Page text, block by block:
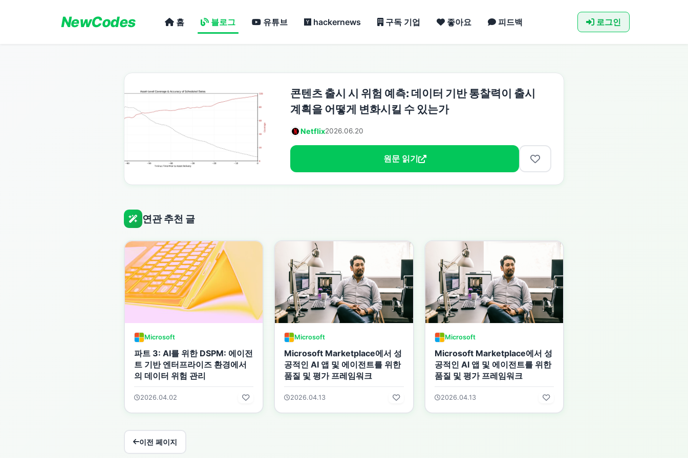
NewCodes 홈 블로그 유튜브 hackernews 구독 기업 좋아요 피드백 로그인
콘텐츠 출시 시 위험 예측: 데이터 기반 통찰력이 출시
계획을 어떻게 변화시킬 수 있는가
Netflix2026.06.20
원문 읽기
연관 추천 글
Microsoft
파트 3: AI를 위한 DSPM: 에이전
트 기반 엔터프라이즈 환경에서
의 데이터 위험 관리
2026.04.02
Microsoft
Microsoft Marketplace에서 성
공적인 AI 앱 및 에이전트를 위한
품질 및 평가 프레임워크
2026.04.13
Microsoft
Microsoft Marketplace에서 성
공적인 AI 앱 및 에이전트를 위한
품질 및 평가 프레임워크
2026.04.13
이전 페이지